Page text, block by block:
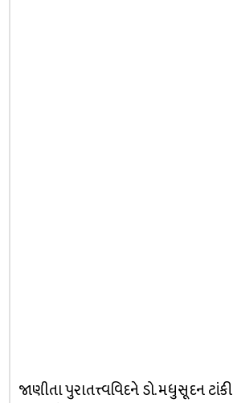
જાણીતા પુરાતત્ત્વવિદને ડો. મધુસૂદન